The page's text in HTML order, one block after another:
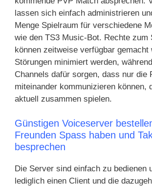
lassen sich einfach administrieren
Menge Spielraum für verschiedene
wie den TS3 Music-Bot. Rechte zum
können zeitweise verfügbar gemacht
Störungen minimiert werden,
Channels dafür sorgen, dass nur die
miteinander kommunizieren können,
aktuell zusammen spielen.
Günstigen Voiceserver
Freunden Spass haben und
besprechen
Die Server sind einfach zu bedienen
lediglich einen Client und die